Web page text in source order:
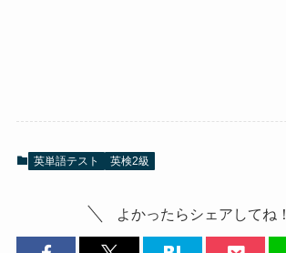
英単語テスト 英検2級
よかったらシェアしてね！